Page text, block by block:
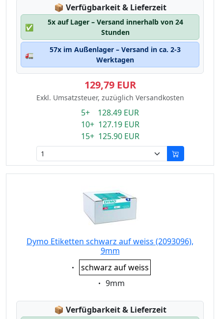
📦 Lagerstatus:
Verfügbarkeit & Lieferzeit
✅
5x auf Lager – Versand innerhalb von 24
Stunden
🚛
57x im Außenlager – Versand in ca. 2-3
Werktagen
129,79 EUR
Exkl. Umsatzsteuer, zuzüglich Versandkosten
5+ 128.49 EUR
10+ 127.19 EUR
15+ 125.90 EUR
Dymo Etiketten schwarz auf weiss (2093096),
9mm
Eigenschaft:
schwarz auf weiss
Eigenschaft:
9mm
📦 Lagerstatus:
Verfügbarkeit & Lieferzeit